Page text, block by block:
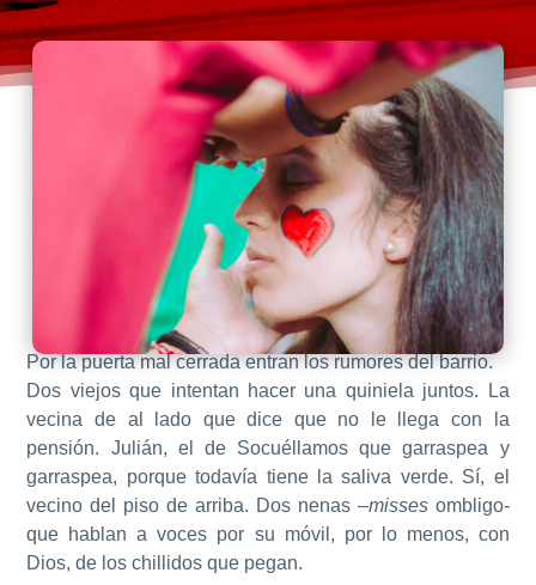
Por la puerta mal cerrada entran los rumores del barrio.
Dos viejos que intentan hacer una quiniela juntos. La
vecina de al lado que dice que no le llega con la
pensión. Julián, el de Socuéllamos que garraspea y
garraspea, porque todavía tiene la saliva verde. Sí, el
vecino del piso de arriba. Dos nenas –missesombligo-
que hablan a voces por su móvil, por lo menos, con
Dios, de los chillidos que pegan.